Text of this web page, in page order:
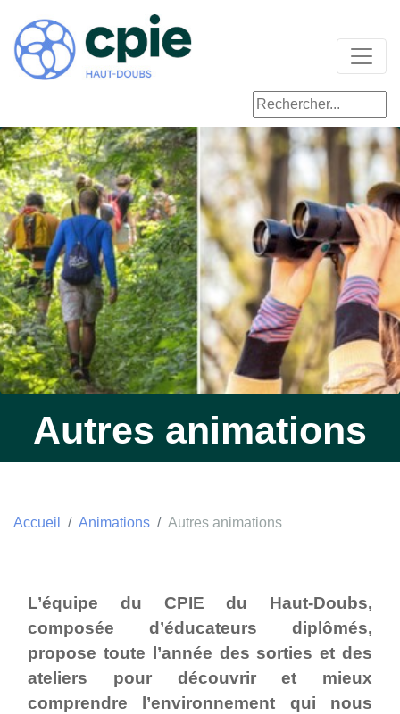
Autres animations
Accueil Animations Autres animations
L’équipe du CPIE du Haut-Doubs,
composée d’éducateurs diplômés,
propose toute l’année des sorties et des
ateliers pour découvrir et mieux
comprendre l’environnement qui nous